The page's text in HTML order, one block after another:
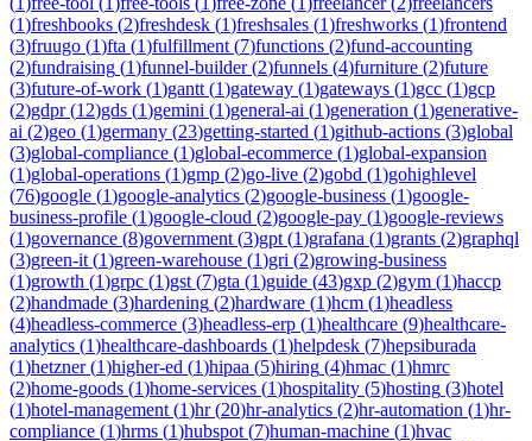
(1)freshbooks (2)freshdesk (1)freshsales (1)freshworks (1)frontend
(3)fruugo (1)fta (1)fulfillment (7)functions (2)fund-accounting
(2)fundraising (1)funnel-builder(2)funnels (4)furniture (2)future
(3)future-of-work (1)gantt (1)gateway (1)gateways (1)gcc (1)gcp
(2)gdpr(12)gds (1)gemini (1)general-ai (1)generation (1)generative-
ai (2)geo (1)germany (23)getting-started (1)github-actions (3)global
(3)global-compliance (1)global-ecommerce (1)global-expansion
(1)global-operations (1)gmp (2)go-live (2)gobd (1)gohighlevel
(76)google (1)google-analytics (2)google-business (1)google-
business-profile (1)google-cloud (2)google-pay (1)google-reviews
(1)governance (8)government (3)gpt (1)grafana (1)grants (2)graphql
(3)green-it (1)green-warehouse (1)gri (2)growing-business
(1)growth (1)grpc (1)gst (7)gta (1)guide (43)gxp (2)gym (1)haccp
(2)handmade (3)hardening (2)hardware (1)hcm (1)headless
(4)headless-commerce (3)headless-erp (1)healthcare (9)healthcare-
analytics (1)healthcare-dashboards (1)helpdesk (7)hepsiburada
(1)hetzner(1)higher-ed (1)hipaa (5)hiring (4)hmac (1)hmrc
(2)home-goods (1)home-services (1)hospitality (5)hosting (3)hotel
(1)hotel-management (1)hr(20)hr-analytics (2)hr-automation (1)hr-
compliance (1)hrms (1)hubspot (7)human-machine (1)hvac